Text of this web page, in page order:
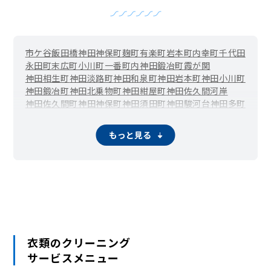
市ケ谷飯田橋神田神保町麹町有楽町岩本町内幸町千代田
永田町末広町小川町一番町内神田鍛冶町霞が関
神田相生町神田淡路町神田和泉町神田岩本町神田小川町
神田鍛冶町神田北乗物町神田紺屋町神田佐久間河岸
神田佐久間町神田神保町神田須田町神田駿河台神田多町
神田東紺屋町 神田東松下町
神田美倉町神田美土代町 紀尾井町
もっと見る
衣類のクリーニング
サービスメニュー